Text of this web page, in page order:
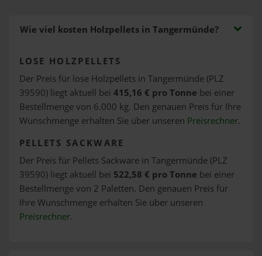
Wie viel kosten Holzpellets in Tangermünde?
LOSE HOLZPELLETS
Der Preis für lose Holzpellets in Tangermünde (PLZ
39590) liegt aktuell bei 415,16 € pro Tonne bei einer
Bestellmenge von 6.000 kg. Den genauen Preis für Ihre
Wunschmenge erhalten Sie über unseren Preisrechner.
PELLETS SACKWARE
Der Preis für Pellets Sackware in Tangermünde (PLZ
39590) liegt aktuell bei 522,58 € pro Tonne bei einer
Bestellmenge von 2 Paletten. Den genauen Preis für
Ihre Wunschmenge erhalten Sie über unseren
Preisrechner.